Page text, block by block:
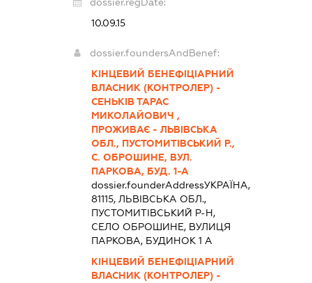
dossier.regDate:
10.09.15
dossier.foundersAndBenef:
КІНЦЕВИЙ БЕНЕФІЦІАРНИЙ
ВЛАСНИК (КОНТРОЛЕР) -
СЕНЬКІВ ТАРАС
МИКОЛАЙОВИЧ ,
ПРОЖИВАЄ - ЛЬВІВСЬКА
ОБЛ., ПУСТОМИТІВСЬКИЙ Р.,
С. ОБРОШИНЕ, ВУЛ.
ПАРКОВА, БУД. 1-А
dossier.founderAddressУКРАЇНА,
81115, ЛЬВІВСЬКА ОБЛ.,
ПУСТОМИТІВСЬКИЙ Р-Н,
СЕЛО ОБРОШИНЕ, ВУЛИЦЯ
ПАРКОВА, БУДИНОК 1 А
КІНЦЕВИЙ БЕНЕФІЦІАРНИЙ
ВЛАСНИК (КОНТРОЛЕР) -